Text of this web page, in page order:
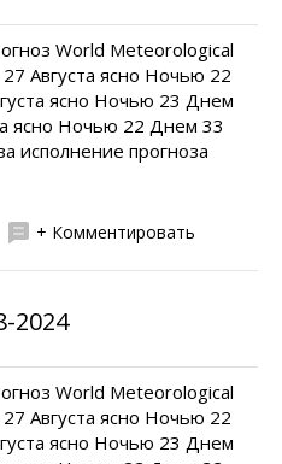
World Meteorological
Августа ясно Ночью 22
ясно Ночью 23 Днем
ясно Ночью 22 Днем 33
исполнение прогноза
+ Комментировать
2024
World Meteorological
Августа ясно Ночью 22
ясно Ночью 23 Днем